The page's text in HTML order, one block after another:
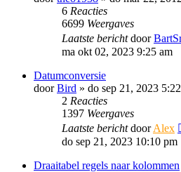
6 Reacties
6699 Weergaves
Laatste berichtdoor
ma okt 02, 2023 9:25 am
Datumconversie
doorBird » do sep 21, 2023
2 Reacties
1397 Weergaves
Laatste berichtdoorAlex
do sep 21, 2023 10:10 pm
Draaitabel regels naar kolommen